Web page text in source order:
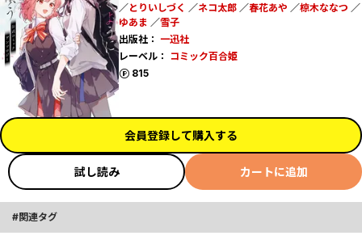
／とりいしづく ／ネコ太郎／春花あや ／椋木ななつ ／
ゆあま ／雪子
出版社： 一迅社
レーベル：
コミック百合姫
815
ポイント
会員登録して購入する
試し読み カートに追加
関連タグ